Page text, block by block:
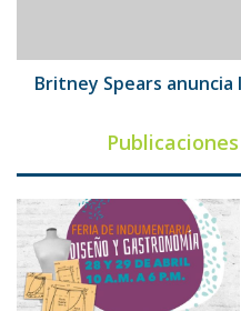
hijo
Britney Spears